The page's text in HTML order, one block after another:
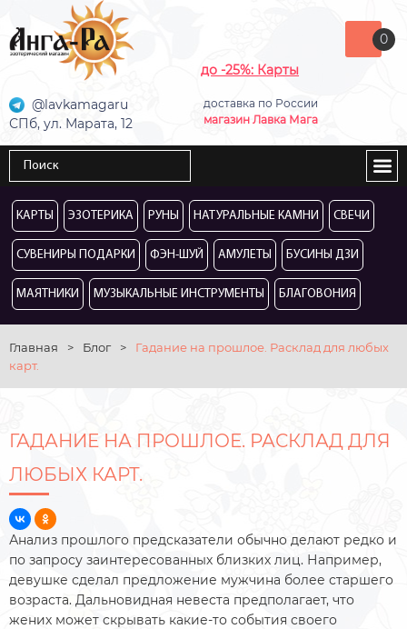
до -25%: Карты
доставка по России
магазин Лавка Мага
@lavkamagaru
СПб, ул. Марата, 12
0
КАРТЫ ЭЗОТЕРИКА РУНЫ НАТУРАЛЬНЫЕ КАМНИ СВЕЧИ
СУВЕНИРЫ ПОДАРКИ ФЭН-ШУЙ АМУЛЕТЫ БУСИНЫ ДЗИ
МАЯТНИКИ МУЗЫКАЛЬНЫЕ ИНСТРУМЕНТЫ БЛАГОВОНИЯ
Главная > Блог >
Гадание на прошлое. Расклад для любых
карт.
ГАДАНИЕ НА ПРОШЛОЕ. РАСКЛАД ДЛЯ
ЛЮБЫХ КАРТ.
Анализ прошлого предсказатели обычно делают редко и
по запросу заинтересованных близких лиц. Например,
девушке сделал предложение мужчина более старшего
возраста. Дальновидная невеста предполагает, что
жених может скрывать какие-то события своего